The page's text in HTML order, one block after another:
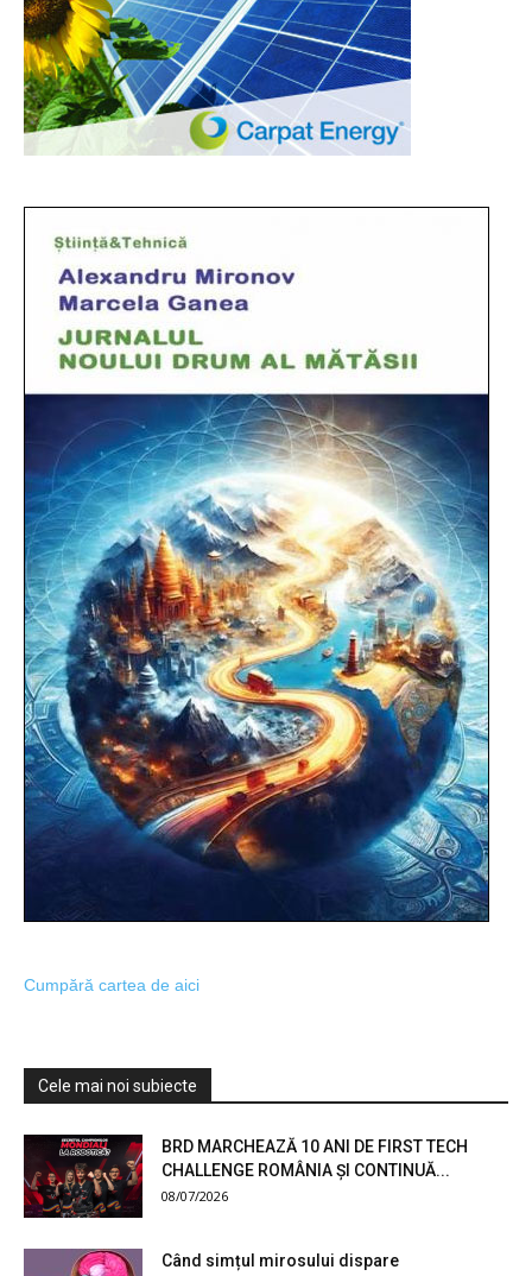
Cumpără cartea de aici
Cele mai noi subiecte
BRD MARCHEAZĂ 10 ANI DE FIRST TECH
CHALLENGE ROMÂNIA ȘI CONTINUĂ...
08/07/2026
Când simțul mirosului dispare